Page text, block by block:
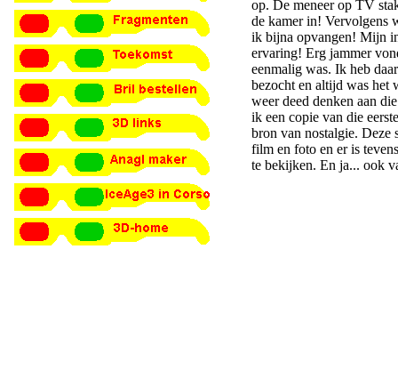
op. De meneer op TV
de kamer in! Vervolgens
ik bijna opvangen! Mijn
ervaring! Erg jammer
eenmalig was. Ik heb
bezocht en altijd was het
weer deed denken aan
ik een copie van die
bron van nostalgie. Deze
film en foto en er is
te bekijken. En ja... ook